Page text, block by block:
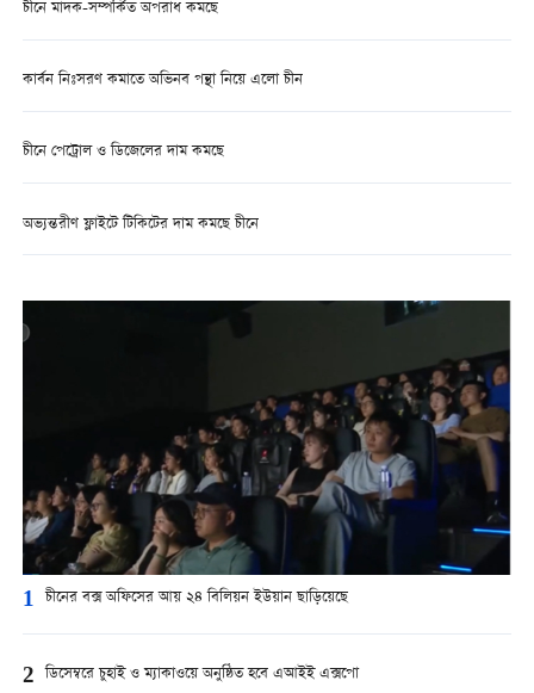
চীনে মাদক-সম্পর্কিত অপরাধ কমছে
কার্বন নিঃসরণ কমাতে অভিনব পন্থা নিয়ে এলো চীন
চীনে পেট্রোল ও ডিজেলের দাম কমছে
অভ্যন্তরীণ ফ্লাইটে টিকিটের দাম কমছে চীনে
1 চীনের বক্স অফিসের আয় ২৪ বিলিয়ন ইউয়ান ছাড়িয়েছে
2 ডিসেম্বরে চুহাই ও ম্যাকাওয়ে অনুষ্ঠিত হবে এআইই এক্সপো